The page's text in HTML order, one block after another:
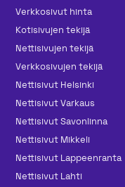
Verkkosivut hinta
Kotisivujen tekijä
Nettisivujen tekijä
Verkkosivujen tekijä
Nettisivut Helsinki
Nettisivut Varkaus
Nettisivut Savonlinna
Nettisivut Mikkeli
Nettisivut Lappeenranta
Nettisivut Lahti